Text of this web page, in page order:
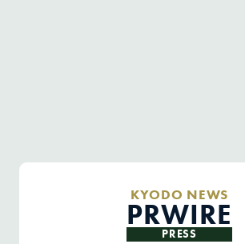
KYODO NEWS
PRWIRE
PRESS